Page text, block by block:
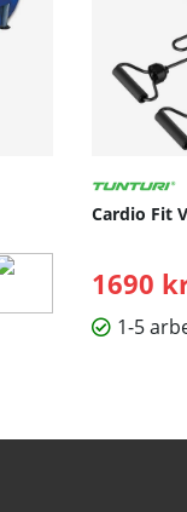
Cardio Fit
1690
1-5